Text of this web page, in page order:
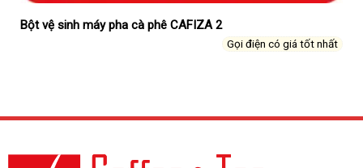
Bột vệ sinh máy pha cà phê CAFIZA 2
Gọi điện có giá tốt nhất